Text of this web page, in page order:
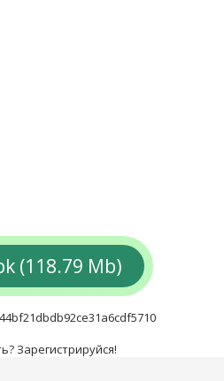
(118.79 Mb)
Зарегистрируйся!